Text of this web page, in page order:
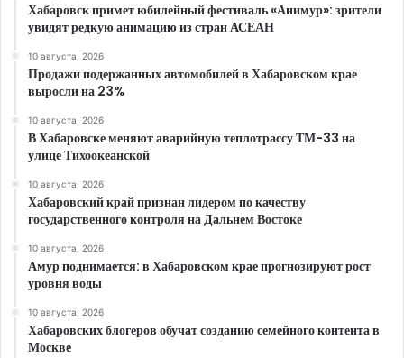
Хабаровск примет юбилейный фестиваль «Анимур»: зрители
увидят редкую анимацию из стран АСЕАН
10 августа, 2026
Продажи подержанных автомобилей в Хабаровском крае
выросли на 23%
10 августа, 2026
В Хабаровске меняют аварийную теплотрассу ТМ-33 на
улице Тихоокеанской
10 августа, 2026
Хабаровский край признан лидером по качеству
государственного контроля на Дальнем Востоке
10 августа, 2026
Амур поднимается: в Хабаровском крае прогнозируют рост
уровня воды
10 августа, 2026
Хабаровских блогеров обучат созданию семейного контента в
Москве